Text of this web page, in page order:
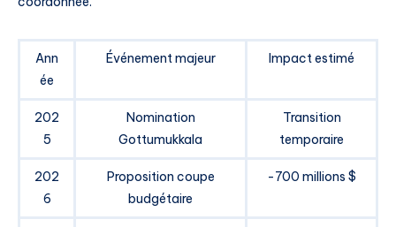
Ann
ée
Événement majeur Impact estimé
202
5
Nomination
Gottumukkala
Transition
temporaire
202
6
Proposition coupe
budgétaire
-700 millions $